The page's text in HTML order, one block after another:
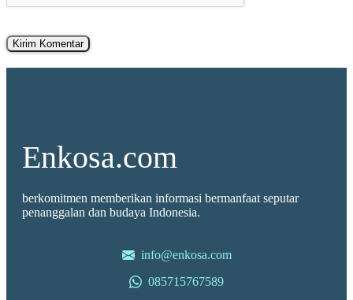
Enkosa.com
berkomitmen memberikan informasi bermanfaat seputar
penanggalan dan budaya Indonesia.
info@enkosa.com
085715767589